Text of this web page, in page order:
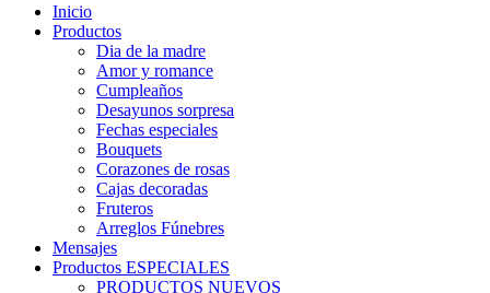
Inicio
Productos
Dia de la madre
Amor y romance
Cumpleaños
Desayunos sorpresa
Fechas especiales
Bouquets
Corazones de rosas
Cajas decoradas
Fruteros
Arreglos Fúnebres
Mensajes
Productos ESPECIALES
PRODUCTOS NUEVOS